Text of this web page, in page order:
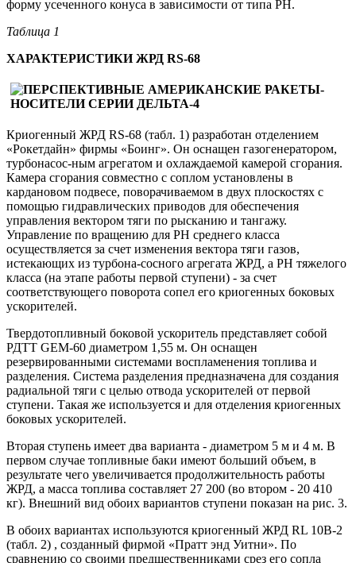
форму усеченного конуса в зависимости от типа РН.
Таблица 1
ХАРАКТЕРИСТИКИ ЖРД RS-68
Криогенный ЖРД RS-68 (табл. 1) разработан отделением
«Рокетдайн» фирмы «Боинг». Он оснащен газогенератором,
турбонасос-ным агрегатом и охлаждаемой камерой сгорания.
Камера сгорания совместно с соплом установлены в
кардановом подвесе, поворачиваемом в двух плоскостях с
помощью гидравлических приводов для обеспечения
управления вектором тяги по рысканию и тангажу.
Управление по вращению для РН среднего класса
осуществляется за счет изменения вектора тяги газов,
истекающих из турбона-сосного агрегата ЖРД, а РН тяжелого
класса (на этапе работы первой ступени) - за счет
соответствующего поворота сопел его криогенных боковых
ускорителей.
Твердотопливный боковой ускоритель представляет собой
РДТТ GEM-60 диаметром 1,55 м. Он оснащен
резервированными системами воспламенения топлива и
разделения. Система разделения предназначена для создания
радиальной тяги с целью отвода ускорителей от первой
ступени. Такая же используется и для отделения криогенных
боковых ускорителей.
Вторая ступень имеет два варианта - диаметром 5 м и 4 м. В
первом случае топливные баки имеют больший объем, в
результате чего увеличивается продолжительность работы
ЖРД, а масса топлива составляет 27 200 (во втором - 20 410
кг). Внешний вид обоих вариантов ступени показан на рис. 3.
В обоих вариантах используются криогенный ЖРД RL 10B-2
(табл. 2) , созданный фирмой «Пратт энд Уитни». По
сравнению со своими предшественниками срез его сопла